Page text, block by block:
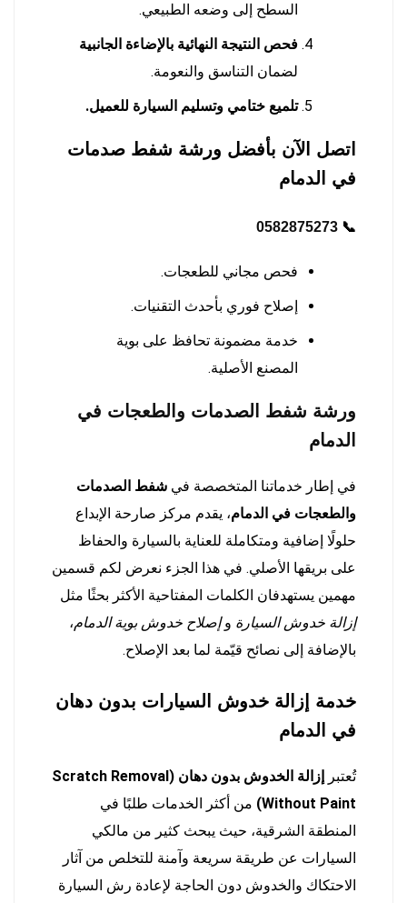
السطح إلى وضعه الطبيعي.
فحص النتيجة النهائية بالإضاءة الجانبية
لضمان التناسق والنعومة.
تلميع ختامي وتسليم السيارة للعميل.
اتصل الآن بأفضل ورشة شفط صدمات
في الدمام
📞
0582875273
فحص مجاني للطعجات.
إصلاح فوري بأحدث التقنيات.
خدمة مضمونة تحافظ على بوية
المصنع الأصلية.
ورشة شفط الصدمات والطعجات في
الدمام
في إطار خدماتنا المتخصصة في شفط الصدمات
والطعجات في الدمام، يقدم مركز صارحة الإبداع
حلولًا إضافية ومتكاملة للعناية بالسيارة والحفاظ
على بريقها الأصلي. في هذا الجزء نعرض لكم قسمين
مهمين يستهدفان الكلمات المفتاحية الأكثر بحثًا مثل
إزالة خدوش السيارة وإصلاح خدوش بوية الدمام،
بالإضافة إلى نصائح قيّمة لما بعد الإصلاح.
خدمة إزالة خدوش السيارات بدون دهان
في الدمام
تُعتبر
إزالة الخدوش بدون دهان (Scratch Removal
Without Paint) من أكثر الخدمات طلبًا في
المنطقة الشرقية، حيث يبحث كثير من مالكي
السيارات عن طريقة سريعة وآمنة للتخلص من آثار
الاحتكاك والخدوش دون الحاجة لإعادة رش السيارة